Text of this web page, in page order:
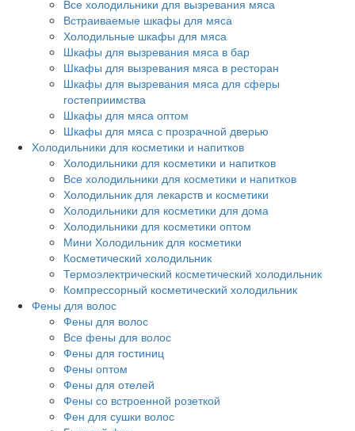
Все холодильники для вызревания мяса
Встраиваемые шкафы для мяса
Холодильные шкафы для мяса
Шкафы для вызревания мяса в бар
Шкафы для вызревания мяса в ресторан
Шкафы для вызревания мяса для сферы
гостеприимства
Шкафы для мяса оптом
Шкафы для мяса с прозрачной дверью
Холодильники для косметики и напитков
Холодильники для косметики и напитков
Все холодильники для косметики и напитков
Холодильник для лекарств и косметики
Холодильники для косметики для дома
Холодильники для косметики оптом
Мини Холодильник для косметики
Косметический холодильник
Термоэлектрический косметический холодильник
Компрессорный косметический холодильник
Фены для волос
Фены для волос
Все фены для волос
Фены для гостиниц
Фены оптом
Фены для отелей
Фены со встроенной розеткой
Фен для сушки волос